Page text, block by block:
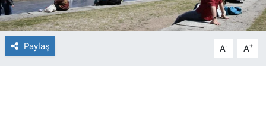
Paylaş A- A+
Ekonomi
Forum